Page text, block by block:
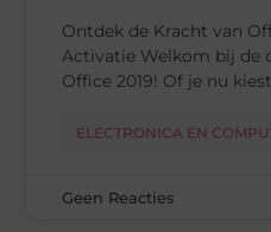
Ontdek de Kracht van
Activatie Welkom bij de
Office 2019! Of je nu
ELECTRONICA EN
Geen Reacties